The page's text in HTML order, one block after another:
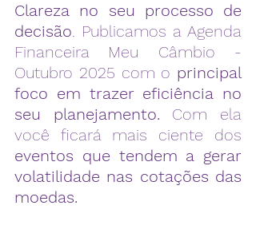
Clareza no seu processo de
decisão. Publicamos a Agenda
Financeira Meu Câmbio -
Outubro 2025 com o principal
foco em trazer eficiência no
seu planejamento. Com ela
eventos que tendem a gerar
volatilidade nas cotações das
moedas.